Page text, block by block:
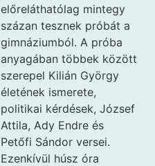
előreláthatólag mintegy
százan tesznek próbát a
gimnáziumból. A próba
anyagában többek között
szerepel Kilián György
életének ismerete,
politikai kérdések, József
Attila, Ady Endre és
Petőfi Sándor versei.
Ezenkívül húsz óra